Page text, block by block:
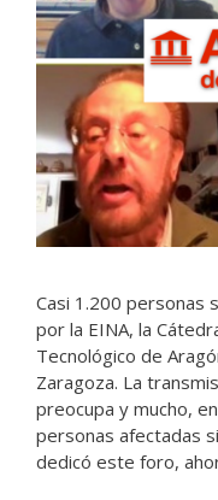
Casi 1.200 personas
por la EINA, la
Tecnológico de
Zaragoza. La
preocupa y mucho,
personas afectadas
dedicó este foro,